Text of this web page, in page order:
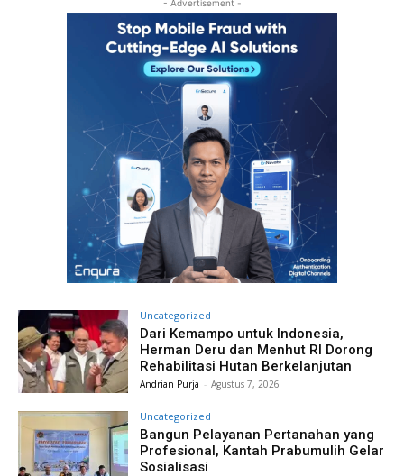
- Advertisement -
Uncategorized
Dari Kemampo untuk Indonesia,
Herman Deru dan Menhut RI Dorong
Rehabilitasi Hutan Berkelanjutan
Andrian Purja - Agustus 7, 2026
Uncategorized
Bangun Pelayanan Pertanahan yang
Profesional, Kantah Prabumulih Gelar
Sosialisasi